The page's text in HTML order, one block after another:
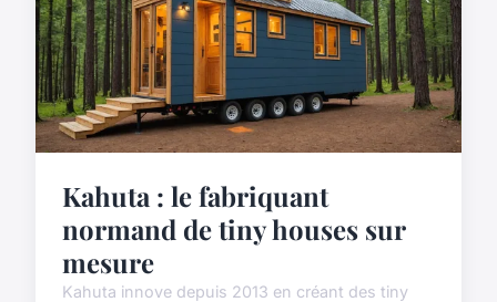
Kahuta : le fabriquant
normand de tiny houses sur
mesure
Kahuta innove depuis 2013 en créant des tiny